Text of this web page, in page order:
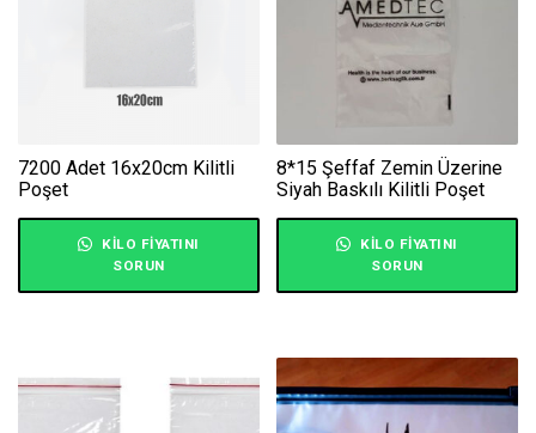
7200 Adet 16x20cm Kilitli
Poşet
KILO FIYATINI
SORUN
8*15 Şeffaf Zemin Üzerine
Siyah Baskılı Kilitli Poşet
KILO FIYATINI
SORUN